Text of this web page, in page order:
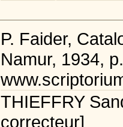
P. Faider,
Namur, 1934,
THIEFFRY
correcteur]